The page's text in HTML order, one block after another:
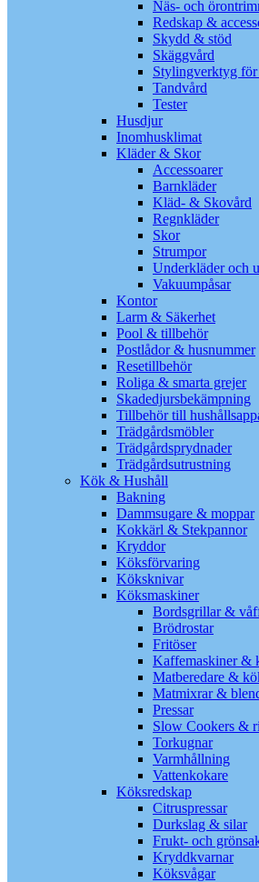
Näs- och
Redskap &
Skydd & stöd
Skäggvård
Stylingverktyg för
Tandvård
Tester
Husdjur
Inomhusklimat
Kläder & Skor
Accessoarer
Barnkläder
Kläd- & Skovård
Regnkläder
Skor
Strumpor
Underkläder och
Vakuumpåsar
Kontor
Larm & Säkerhet
Pool & tillbehör
Postlådor & husnummer
Resetillbehör
Roliga & smarta grejer
Skadedjursbekämpning
Tillbehör till
Trädgårdsmöbler
Trädgårdsprydnader
Trädgårdsutrustning
Kök & Hushåll
Bakning
Dammsugare & moppar
Kokkärl & Stekpannor
Kryddor
Köksförvaring
Köksknivar
Köksmaskiner
Bordsgrillar &
Brödrostar
Fritöser
Kaffemaskiner &
Matberedare &
Matmixrar &
Pressar
Slow Cookers &
Torkugnar
Varmhållning
Vattenkokare
Köksredskap
Citruspressar
Durkslag & silar
Frukt- och
Kryddkvarnar
Köksvågar